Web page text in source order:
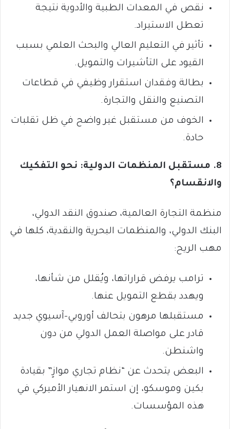
نقص في المعدات الطبية والأدوية نتيجة
تعطل الاستيراد.
تأثير في التعليم العالي والبحث العلمي بسبب
القيود على التأشيرات والتمويل.
بطالة وفقدان استقرار وظيفي في قطاعات
التصنيع والنقل والتجارة.
الخوف من مستقبل غير واضح في ظل تقلبات
حادة.
8. مستقبل المنظمات الدولية: نحو التفكيك
والانقسام؟
منظمة التجارة العالمية، صندوق النقد الدولي،
البنك الدولي، والمنظمات البحرية والنقدية، كلها في
مهب الريح:
ترامب يرفض قراراتها، ويُقلل من شأنها،
ويهدد بقطع التمويل عنها.
مستقبلها مرهون بتحالف أوروبي-آسيوي جديد
قادر على مواصلة العمل الدولي من دون
واشنطن.
البعض يتحدث عن “نظام تجاري موازٍ” بقيادة
بكين وموسكو، إن استمر الانهيار الأميركي في
هذه المؤسسات.